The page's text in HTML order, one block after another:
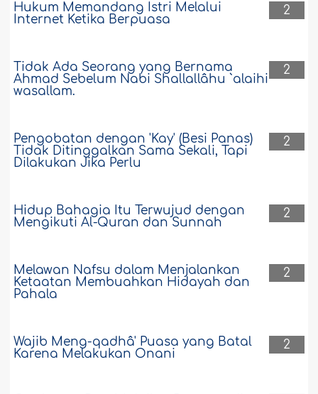
2
Hukum Memandang Istri Melalui
Internet Ketika Berpuasa
2
Tidak Ada Seorang yang Bernama
Ahmad Sebelum Nabi Shallallâhu `alaihi
wasallam.
2
Pengobatan dengan 'Kay' (Besi Panas)
Tidak Ditinggalkan Sama Sekali, Tapi
Dilakukan Jika Perlu
2
Hidup Bahagia Itu Terwujud dengan
Mengikuti Al-Quran dan Sunnah
2
Melawan Nafsu dalam Menjalankan
Ketaatan Membuahkan Hidayah dan
Pahala
2
Wajib Meng-qadhâ' Puasa yang Batal
Karena Melakukan Onani